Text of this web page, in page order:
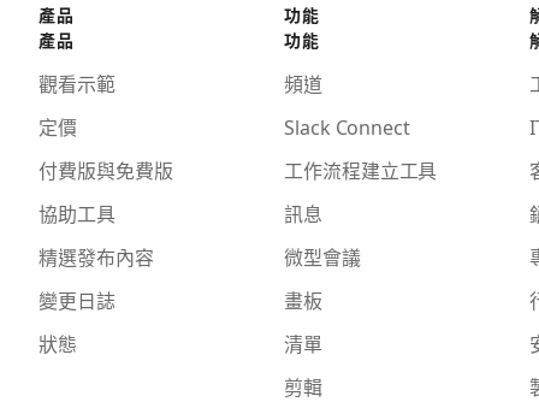
產品
產品
觀看示範
定價
付費版與免費版
協助工具
精選發布內容
變更日誌
狀態
功能
功能
頻道
Slack Connect
工作流程建立工具
訊息
微型會議
畫板
清單
剪輯